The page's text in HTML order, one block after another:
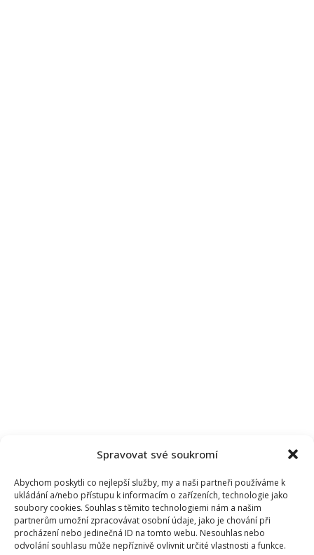
Spravovat své soukromí
Abychom poskytli co nejlepší služby, my a naši partneři používáme k
ukládání a/nebo přístupu k informacím o zařízeních, technologie jako
soubory cookies. Souhlas s těmito technologiemi nám a našim
partnerům umožní zpracovávat osobní údaje, jako je chování při
procházení nebo jedinečná ID na tomto webu. Nesouhlas nebo
odvolání souhlasu může nepříznivě ovlivnit určité vlastnosti a funkce.